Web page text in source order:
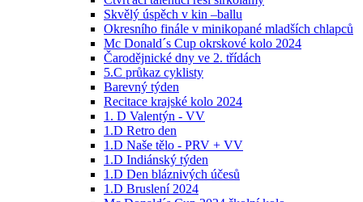
Skvělý úspěch v kin –ballu
Okresního finále v minikopané mladších chlapců
Mc Donald´s Cup okrskové kolo 2024
Čarodějnické dny ve 2. třídách
5.C průkaz cyklisty
Barevný týden
Recitace krajské kolo 2024
1. D Valentýn - VV
1.D Retro den
1.D Naše tělo - PRV + VV
1.D Indiánský týden
1.D Den bláznivých účesů
1.D Bruslení 2024